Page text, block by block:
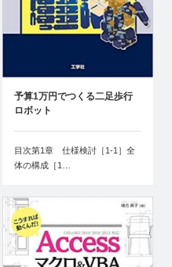
予算1万円でつくる二足歩行
ロボット
目次第1章 仕様検討［1-1］全
体の構成［1…